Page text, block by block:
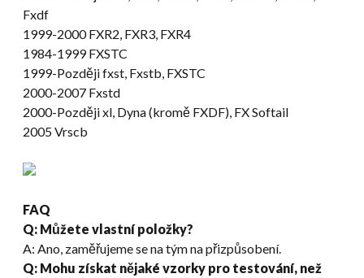
Fxdf
1999-2000 FXR2, FXR3, FXR4
1984-1999 FXSTC
1999-Později fxst, Fxstb, FXSTC
2000-2007 Fxstd
2000-Později xl, Dyna (kromě FXDF), FX Softail
2005 Vrscb
FAQ
Q: Můžete vlastní položky?
A: Ano, zaměřujeme se na tým na přizpůsobení.
Q: Mohu získat nějaké vzorky pro testování, než